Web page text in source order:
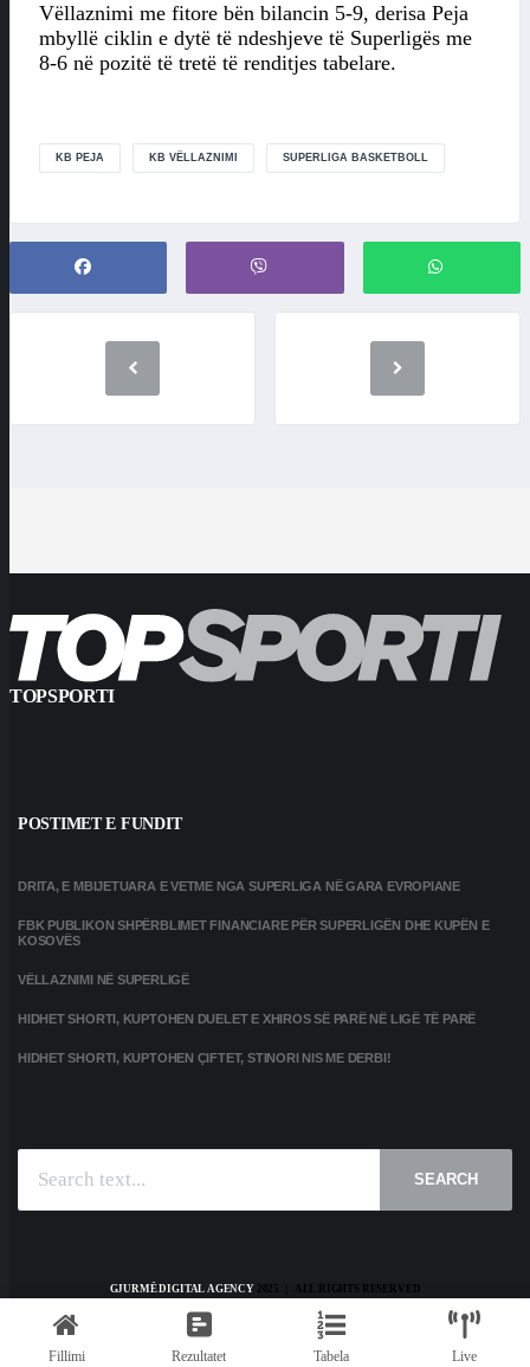
Vëllaznimi me fitore bën bilancin 5-9, derisa Peja
mbyllë ciklin e dytë të ndeshjeve të Superligës me
8-6 në pozitë të tretë të renditjes tabelare.
KB PEJA KB VËLLAZNIMI SUPERLIGA BASKETBOLL
TOPSPORTI
POSTIMET E FUNDIT
DRITA, E MBIJETUARA E VETME NGA SUPERLIGA NË GARA EVROPIANE
FBK PUBLIKON SHPËRBLIMET FINANCIARE PËR SUPERLIGËN DHE KUPËN E
KOSOVËS
VËLLAZNIMI NË SUPERLIGË
HIDHET SHORTI, KUPTOHEN DUELET E XHIROS SË PARË NË LIGË TË PARË
HIDHET SHORTI, KUPTOHEN ÇIFTET, STINORI NIS ME DERBI!
SEARCH
GJURMË DIGITAL AGENCY2025 | ALL RIGHTS RESERVED
TERMS AND CONDITIONS
Fillimi Rezultatet Tabela Live